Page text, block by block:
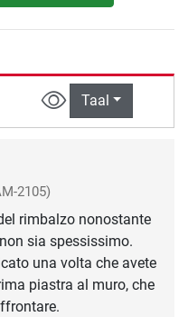
Taal
2105)
rimbalzo nonostante
sia spessissimo.
una volta che avete
piastra al muro, che